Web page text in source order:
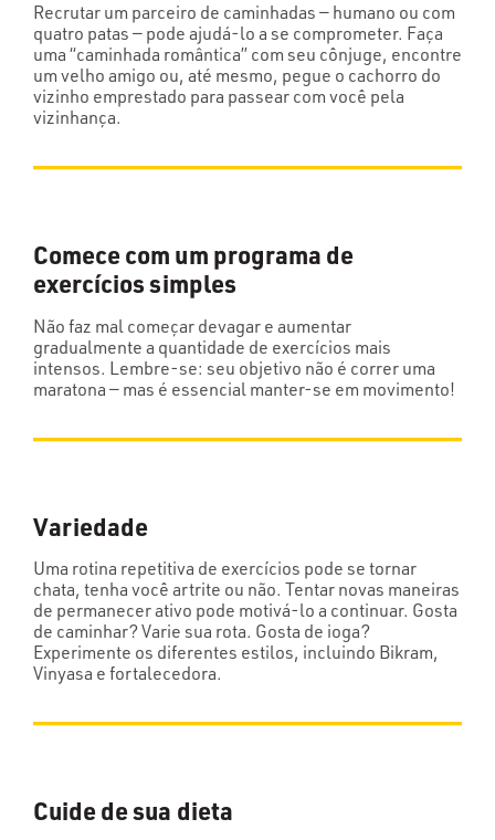
Recrutar um parceiro de caminhadas — humano ou com
quatro patas — pode ajudá-lo a se comprometer. Faça
uma “caminhada romântica” com seu cônjuge, encontre
um velho amigo ou, até mesmo, pegue o cachorro do
vizinho emprestado para passear com você pela
vizinhança.
Comece com um programa de
exercícios simples
Não faz mal começar devagar e aumentar
gradualmente a quantidade de exercícios mais
intensos. Lembre-se: seu objetivo não é correr uma
maratona — mas é essencial manter-se em movimento!
Variedade
Uma rotina repetitiva de exercícios pode se tornar
chata, tenha você artrite ou não. Tentar novas maneiras
de permanecer ativo pode motivá-lo a continuar. Gosta
de caminhar? Varie sua rota. Gosta de ioga?
Experimente os diferentes estilos, incluindo Bikram,
Vinyasa e fortalecedora.
Cuide de sua dieta